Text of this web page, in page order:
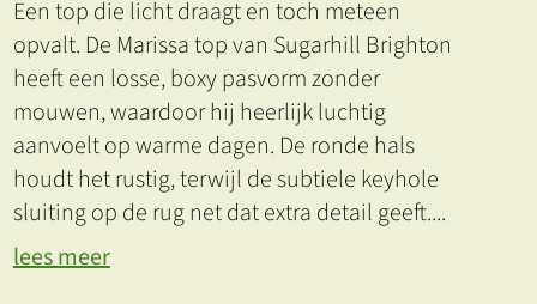
Een top die licht draagt en toch meteen
opvalt. De Marissa top van Sugarhill Brighton
heeft een losse, boxy pasvorm zonder
mouwen, waardoor hij heerlijk luchtig
aanvoelt op warme dagen. De ronde hals
houdt het rustig, terwijl de subtiele keyhole
sluiting op de rug net dat extra detail geeft....
lees meer